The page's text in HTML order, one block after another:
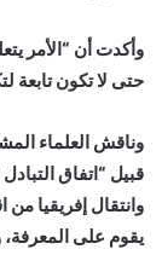
وأكدت أن “الأمر
حتى لا تكون تابعة
وناقش العلماء
قبيل “اتفاق
وانتقال إفريقيا
يقوم على المعرفة،